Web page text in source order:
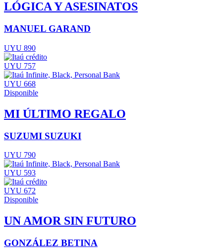
LÓGICA Y ASESINATOS
MANUEL GARAND
UYU 890
UYU 757
UYU 668
Disponible
MI ÚLTIMO REGALO
SUZUMI SUZUKI
UYU 790
UYU 593
UYU 672
Disponible
UN AMOR SIN FUTURO
GONZÁLEZ BETINA